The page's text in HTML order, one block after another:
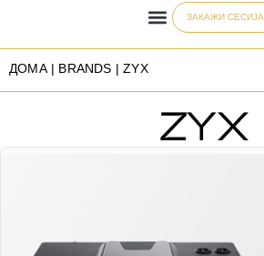
ЗАКАЖИ СЕСИЈА
ДОМА| BRANDS | ZYX
ZYX